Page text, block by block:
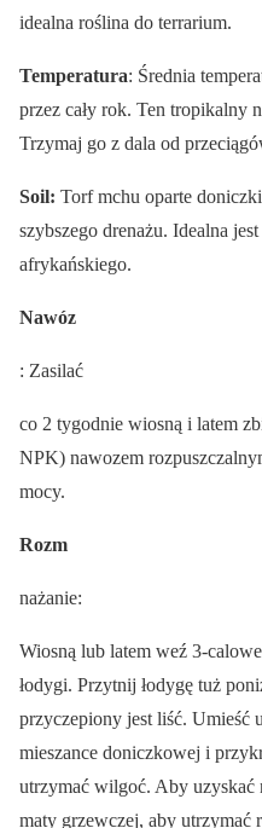
idealna roślina do terrarium.
Temperatura: Średnia
przez cały rok. Ten tropikalny
Trzymaj go z dala od
Soil: Torf mchu oparte
szybszego drenażu. Idealna
afrykańskiego.
Nawóz
: Zasilać
co 2 tygodnie wiosną i latem
NPK) nawozem
mocy.
Rozm
nażanie:
Wiosną lub latem weź 3-
łodygi. Przytnij łodygę tuż
przyczepiony jest liść. Umieść
mieszance doniczkowej i
utrzymać wilgoć. Aby uzyskać
maty grzewczej, aby utrzymać